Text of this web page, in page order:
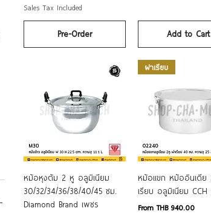
Sales Tax Included
Pre-Order Add to Cart
Quick View
หม้อหุงต้ม 2 หู อลูมิเนียม
30/32/34/36/38/40/45 ซม.
Diamond Brand เพชร
Quick View
ฝาเรียบ
หม้อแขก หม้ออินเดี
เรียบ อลูมิเนียม CCH
FromTHB 940.00
Sale Price